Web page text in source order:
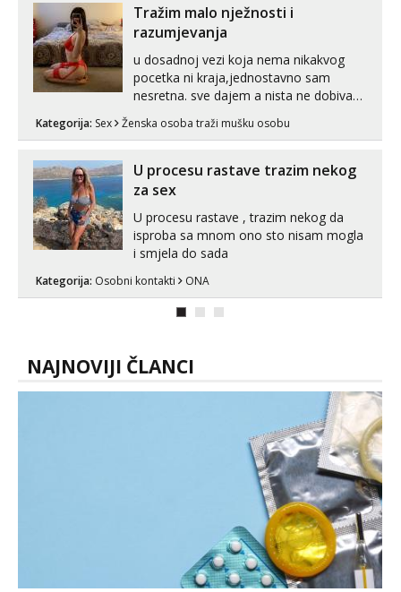
kombinacije halteri, haljine, štikle,
samostojeće itd. Nudim svakakva videa
seksa, puš...
Tražim malo nježnosti i
razumjevanja
u dosadnoj vezi koja nema nikakvog
pocetka ni kraja,jednostavno sam
nesretna. sve dajem a nista ne dobivam
zadovoljiti moje potrebe,ne trazim puno
volim njezan seks i njezne poljupce po
tijelu koji me jako pale,obozavam kad
Kategorija: Sex Ženska osoba traži mušku osobu
U procesu rastave trazim nekog
za sex
U procesu rastave , trazim nekog da
isproba sa mnom ono sto nisam mogla
i smjela do sada
Kategorija: Osobni kontakti ONA
NAJNOVIJI ČLANCI